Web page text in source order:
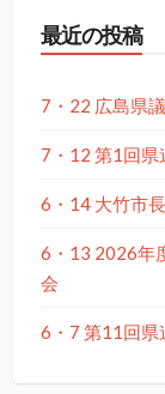
最近の投稿
7・22 広島県
7・12 第1回県
6・14 大竹市
6・13 2026年
会
6・7 第11回県